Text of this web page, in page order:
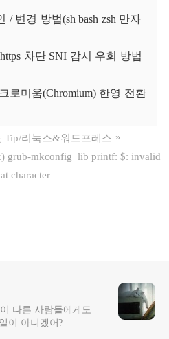
/ 변경 방법(sh bash zsh 만자
차단 SNI 감시 우회 방법
로미움(Chromium) 한영 전환
Tip/리눅스&워드프레스
grub-mkconfig_lib printf: $: invalid
character
다른 사람들에게도
이 아니겠어?